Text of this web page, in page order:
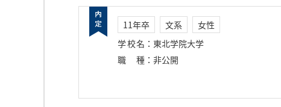
11年卒 文系
女性
学校名 ： 東北学院大学
職種 ： 非公開